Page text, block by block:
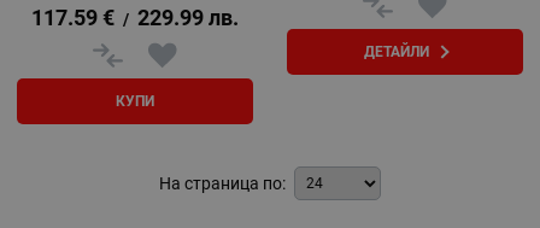
117.59 € / 229.99 лв.
КУПИ
ДЕТАЙЛИ
На страница по: